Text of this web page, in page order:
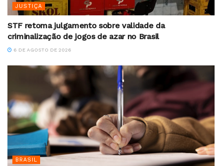
JUSTIÇA
STF retoma julgamento sobre validade da
criminalização de jogos de azar no Brasil
6 DE AGOSTO DE 2026
BRASIL